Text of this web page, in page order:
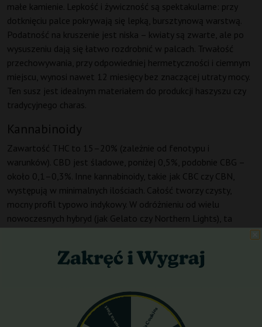
małe kamienie. Lepkość i żywiczność są spektakularne: przy
dotknięciu palce pokrywają się lepką, bursztynową warstwą.
Podatność na kruszenie jest niska – kwiaty są zwarte, ale po
wysuszeniu dają się łatwo rozdrobnić w palcach. Trwałość
przechowywania, przy odpowiedniej hermetyczności i ciemnym
miejscu, wynosi nawet 12 miesięcy bez znaczącej utraty mocy.
Ten susz jest idealnym materiałem do produkcji haszyszu czy
tradycyjnego charas.
Kannabinoidy
Zawartość THC to 15–20% (zależnie od fenotypu i
warunków). CBD jest śladowe, poniżej 0,5%, podobnie CBG –
około 0,1–0,3%. Inne kannabinoidy, takie jak CBC czy CBN,
występują w minimalnych ilościach. Całość tworzy czysty,
mocny profil typowo indykowy. W odróżnieniu od wielu
nowoczesnych hybryd (jak Gelato czy Northern Lights), ta
waporyzacji i 10–25 minut przy paleniu. W przedziale 0–60
minut pojawia się uczucie ciepła rozlewającego się po ciele,
ciężkość powiek i przyjemne odprężenie. Między 60 a 120